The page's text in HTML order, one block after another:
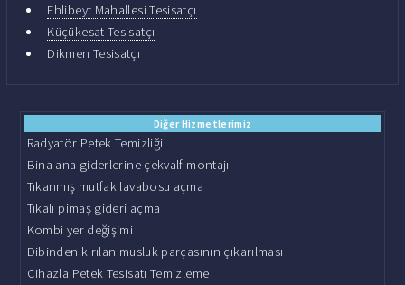
Ehlibeyt Mahallesi Tesisatçı
Küçükesat Tesisatçı
Dikmen Tesisatçı
Diğer Hizmetlerimiz
Radyatör Petek Temizliği
Bina ana giderlerine çekvalf montajı
Tıkanmış mutfak lavabosu açma
Tıkalı pimaş gideri açma
Kombi yer değişimi
Dibinden kırılan musluk parçasının çıkarılması
Cihazla Petek Tesisatı Temizleme